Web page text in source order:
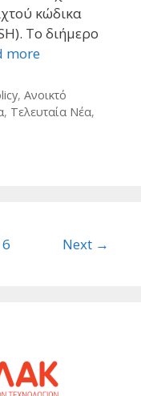
κώδικα
Το διήμερο
more
, Ανοικτό
, Τελευταία Νέα,
6 Next →